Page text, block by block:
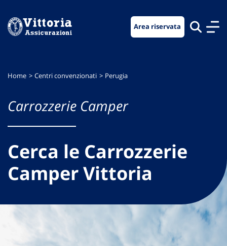
menu
contenuto
footer
Area riservata
Home Centri convenzionati Perugia
Carrozzerie Camper
Cerca le Carrozzerie
Camper Vittoria